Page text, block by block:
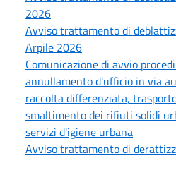
2026
Avviso trattamento di
Arpile 2026
Comunicazione di avvio
annullamento d'ufficio in via
raccolta differenziata,
smaltimento dei rifiuti solidi
servizi d'igiene urbana
Avviso trattamento di